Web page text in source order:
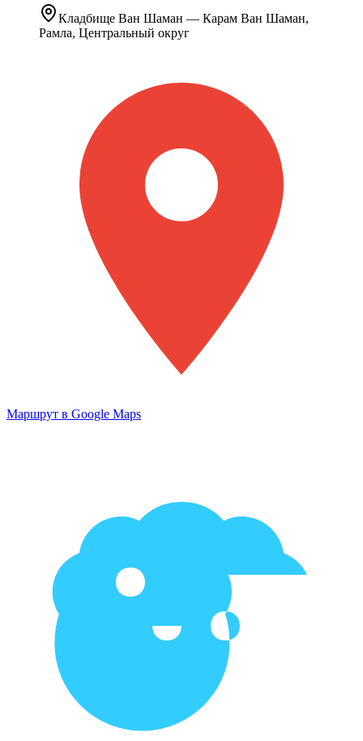
Кладбище Ван Шаман — Карам Ван Шаман,
Рамла, Центральный округ
Маршрут в Google Maps